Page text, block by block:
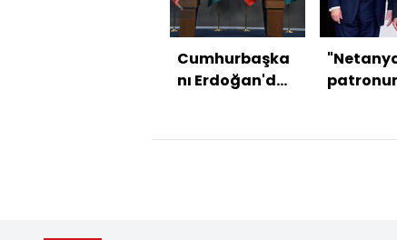
Cumhurbaşka
nı Erdoğan'dan